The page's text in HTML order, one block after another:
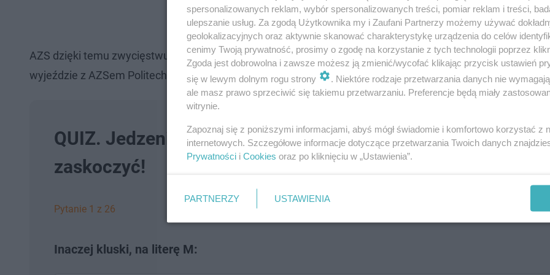
AZS dzięki temu zwycięstwu awansował na pozycję lidera. Kolejny mecz Akademiczki rozegrają 16 lutego
wyjeździe z AZSem Politechniką Poznań.
QUIZ. Jedzenie na literę ... . Z pozoru proste pytania mogą
zaskoczyć!
Pytanie 1 z 26
Inaczej kluski, na literę M:
spersonalizowanych reklam, wybór spersonalizowanych treści, pomiar reklam i treści,
ulepszanie usług. Za zgodą Użytkownika my i Zaufani Partnerzy możemy używać
geolokalizacyjnych oraz aktywnie skanować charakterystykę urządzenia do celów
cenimy Twoją prywatność, prosimy o zgodę na korzystanie z tych technologii poprzez
Zgoda jest dobrowolna i zawsze możesz ją zmienić/wycofać klikając przycisk ustawień
się w lewym dolnym rogu strony
. Niektóre rodzaje przetwarzania danych nie
ale masz prawo sprzeciwić się takiemu przetwarzaniu. Preferencje będą miały
witrynie.
Zapoznaj się z poniższymi informacjami, abyś mógł świadomie i komfortowo korzystać z
internetowych. Szczegółowe informacje dotyczące przetwarzania Twoich danych
Prywatności i Cookies oraz po kliknięciu w „Ustawienia”.
PARTNERZY USTAWIENIA